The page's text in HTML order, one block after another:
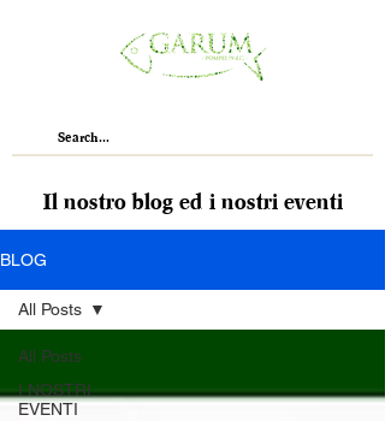
Il nostro blog ed i nostri eventi
BLOG
All Posts
I NOSTRI
EVENTI
All Posts